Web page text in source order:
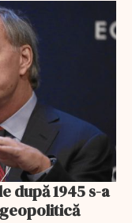
după 1945 s-a